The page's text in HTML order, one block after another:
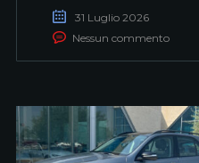
31 Luglio 2026
Nessun commento